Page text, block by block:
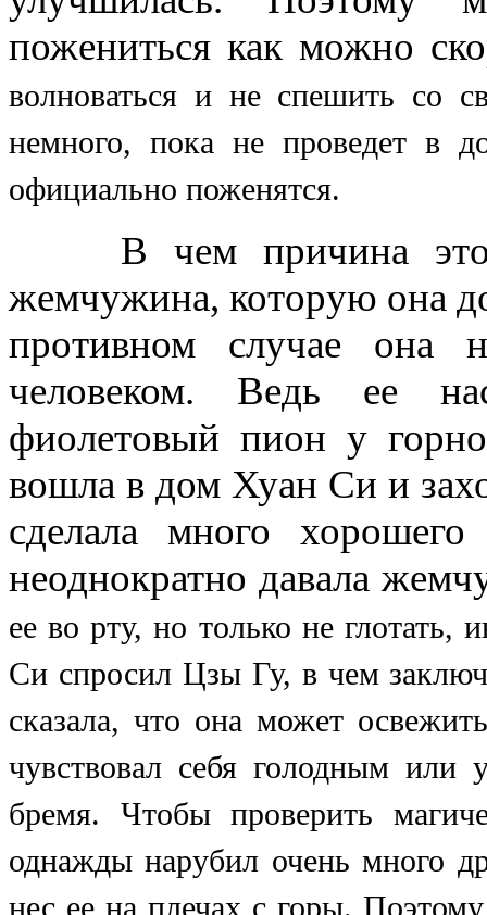
пожениться как можно
волноваться и не спешить со
немного, пока не проведет в
официально поженятся.
В чем причина
жемчужина, которую она
противном случае она
человеком. Ведь ее
фиолетовый пион у
вошла в дом Хуан Си и
сделала много
неоднократно давала
ее во рту, но только не глотать,
Си спросил Цзы Гу, в чем
сказала, что она может
чувствовал себя голодным или
бремя. Чтобы проверить
однажды нарубил очень много
нес ее на плечах с горы.